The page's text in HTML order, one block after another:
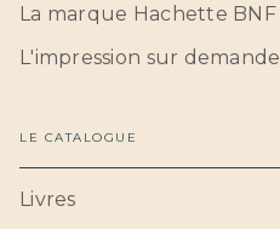
La marque Hachette BNF
L'impression sur demande
LE CATALOGUE
Livres